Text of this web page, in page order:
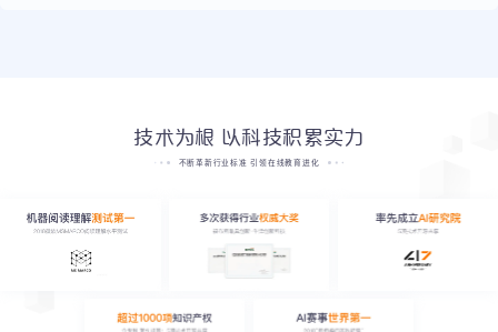
技术为根 以科技积累实力
不断革新行业标准 引领在线教育进化